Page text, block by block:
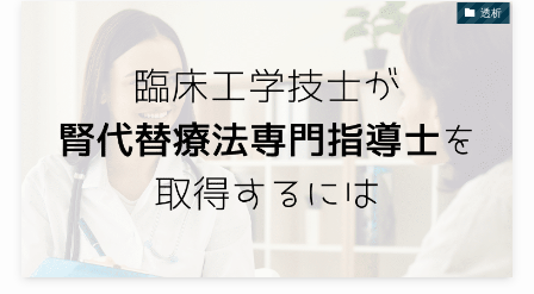
透析